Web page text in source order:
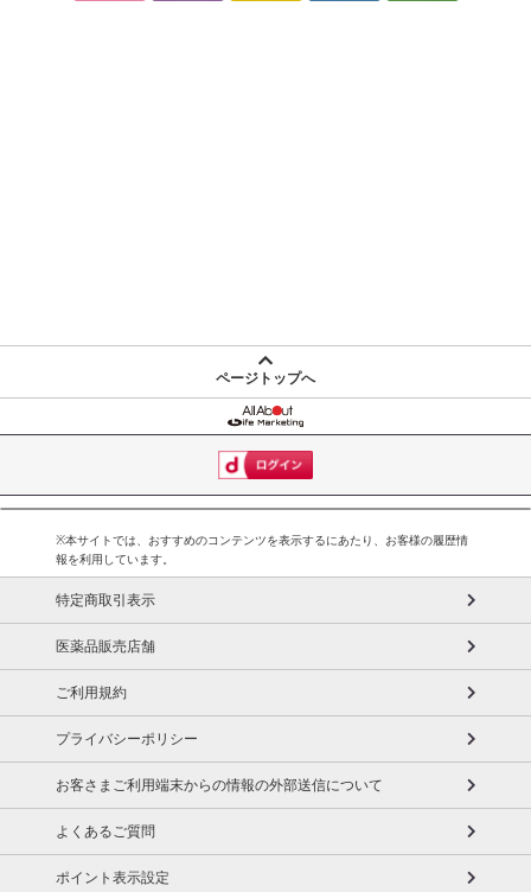
ページトップへ
※本サイトでは、おすすめのコンテンツを表示するにあたり、お客様の履歴情
報を利用しています。
特定商取引表示
医薬品販売店舗
ご利用規約
プライバシーポリシー
お客さまご利用端末からの情報の外部送信について
よくあるご質問
ポイント表示設定